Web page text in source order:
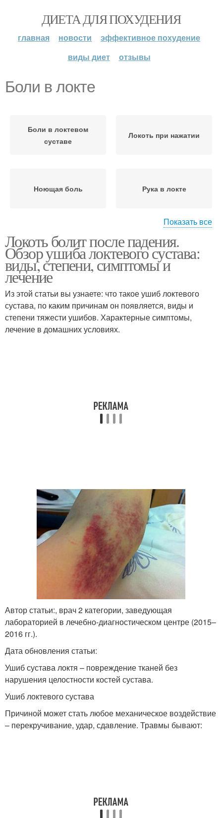
ДИЕТА ДЛЯ ПОХУДЕНИЯ
главная новости
эффективное похудение
виды диет
отзывы
Боли в локте
Боли в локтевом
суставе
Локоть при нажатии
Ноющая боль Рука в локте
Боль в локте
разгибании
Боль при разгибании
Боль в локтевом
суставе
Показать все
Локоть болит после падения.
Обзор ушиба локтевого сустава:
виды, степени, симптомы и
лечение
Из этой статьи вы узнаете: что такое ушиб локтевого
сустава, по каким причинам он появляется, виды и
степени тяжести ушибов. Характерные симптомы,
лечение в домашних условиях.
Автор статьи:, врач 2 категории, заведующая
лабораторией в лечебно-диагностическом центре (2015–
2016 гг.).
Дата обновления статьи:
Ушиб сустава локтя – повреждение тканей без
нарушения целостности костей сустава.
Ушиб локтевого сустава
Причиной может стать любое механическое воздействие
– перекручивание, удар, сдавление. Травмы бывают: